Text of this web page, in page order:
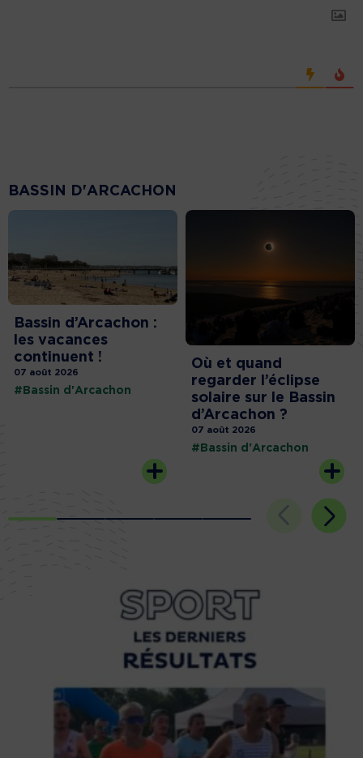
BASSIN D'ARCACHON
Bassin d’Arcachon :
les vacances
continuent !
07 août 2026
#Bassin d'Arcachon
Où et quand
regarder l’éclipse
solaire sur le Bassin
d’Arcachon ?
07 août 2026
#Bassin d'Arcachon